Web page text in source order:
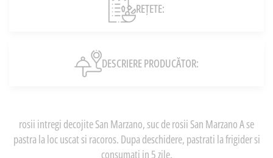
REȚETE:
DESCRIERE PRODUCĂTOR:
rosii intregi decojite San Marzano, suc de rosii San Marzano A se
pastra la loc uscat si racoros. Dupa deschidere, pastrati la frigider si
consumati in 5 zile.